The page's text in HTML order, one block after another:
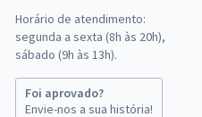
Horário de atendimento:
segunda a sexta (8h às 20h),
sábado (9h às 13h).
Foi aprovado?
Envie-nos a sua história!